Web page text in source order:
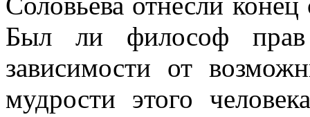
Был ли философ
зависимости от
мудрости этого